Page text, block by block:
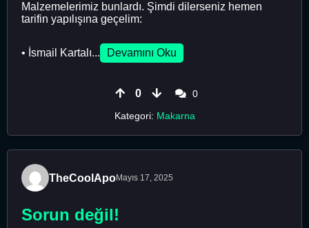
Malzemelerimiz bunlardı. Şimdi dilerseniz hemen
tarifin yapılışına geçelim:
• İsmail Kartalı... Devamını Oku
0
0
Kategori: Makarna
TheCoolApoMayıs 17, 2025
Sorun değil!